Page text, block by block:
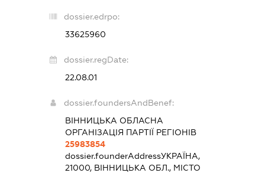
dossier.edrpo:
33625960
dossier.regDate:
22.08.01
dossier.foundersAndBenef:
ВІННИЦЬКА ОБЛАСНА
ОРГАНІЗАЦІЯ ПАРТІЇ РЕГІОНІВ
25983854
dossier.founderAddressУКРАЇНА,
21000, ВІННИЦЬКА ОБЛ., МІСТО